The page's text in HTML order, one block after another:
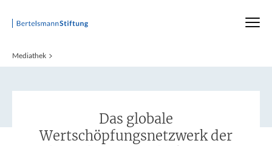
Startseite
Mediathek
:
Das globale
Wertschöpfungsnetzwerk der